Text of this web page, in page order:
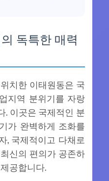
독특한 매력
치한 이태원동은 국
지역 분위기를 자랑
. 이곳은 국제적인 분
가 완벽하게 조화를
, 국제적이고 다채로
신의 편의가 공존하
공합니다.